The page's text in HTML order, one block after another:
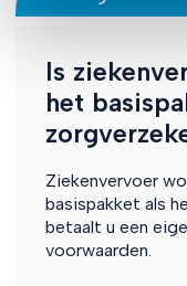
Is
het
Ziekenvervoer
basispakket als
betaalt u een
voorwaarden.